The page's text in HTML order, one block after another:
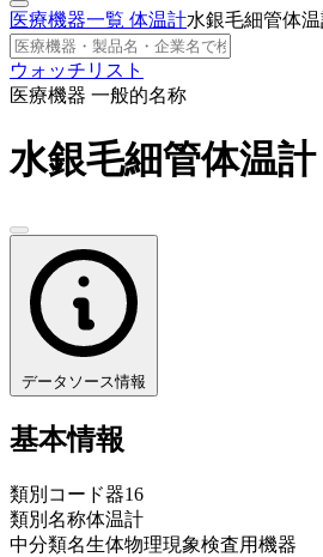
医療機器一覧 体温計水銀毛細管体
ウォッチリスト
医療機器 一般的名称
水銀毛細管体温計
データソース情報
基本情報
類別コード器16
類別名称体温計
中分類名生体物理現象検査用機器